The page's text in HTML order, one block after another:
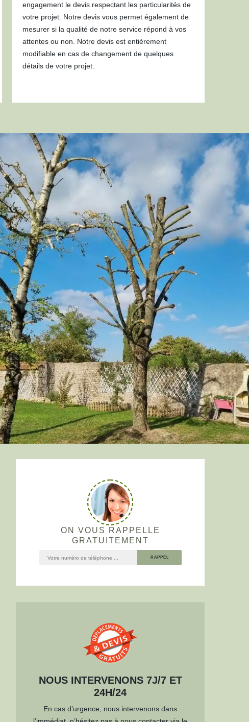
engagement le devis respectant les particularités de
votre projet. Notre devis vous permet également de
mesurer si la qualité de notre service répond à vos
attentes ou non. Notre devis est entièrement
modifiable en cas de changement de quelques
détails de votre projet.
ON VOUS RAPPELLE
GRATUITEMENT
NOUS INTERVENONS 7J/7 ET
24H/24
En cas d’urgence, nous intervenons dans